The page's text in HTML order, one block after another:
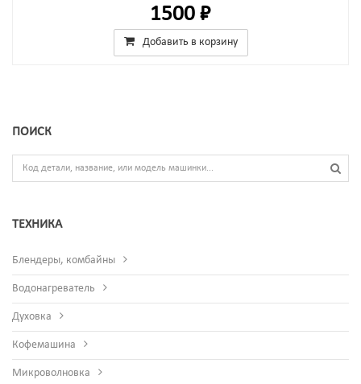
1500 ₽
Добавить в корзину
ПОИСК
ТЕХНИКА
Блендеры, комбайны
Водонагреватель
Духовка
Кофемашина
Микроволновка